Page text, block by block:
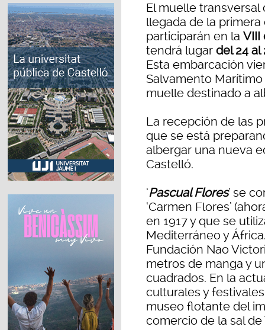
El muelle
llegada de la
participarán en la VIII
tendrá lugar del 24
Esta embarcación
Salvamento
muelle destinado a
La recepción de las
que se está
albergar una nueva
Castelló.
‘Pascual Flores’ se
‘Carmen Flores’
en 1917 y que se
Mediterráneo y
Fundación Nao
metros de manga y
cuadrados. En la
culturales y
museo flotante del
comercio de la sal de